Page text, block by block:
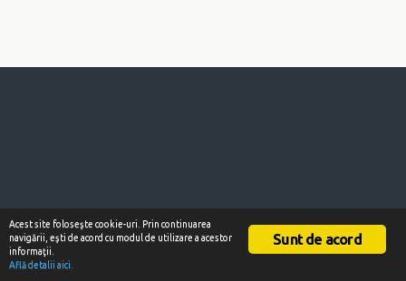
Sunt de acord
Acest site foloseşte cookie-uri. Prin continuarea
navigării, eşti de acord cu modul de utilizare a acestor
informaţii.
Află detalii aici.